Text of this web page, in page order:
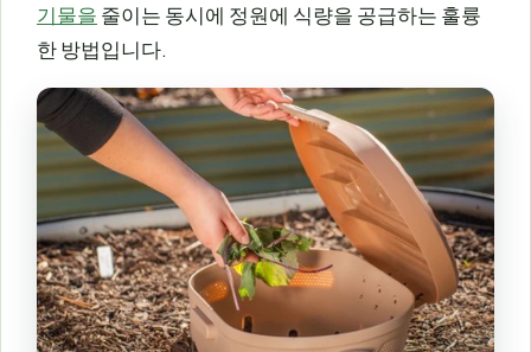
기물을 줄이는 동시에 정원에 식량을 공급하는 훌륭
한 방법입니다.